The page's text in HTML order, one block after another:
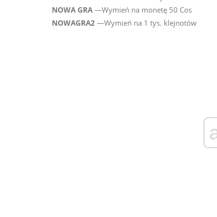
NOWA GRA—Wymień na monetę 50 Cos
NOWAGRA2 —Wymień na 1 tys. klejnotów